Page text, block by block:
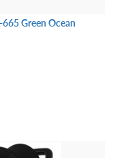
Green Оcean